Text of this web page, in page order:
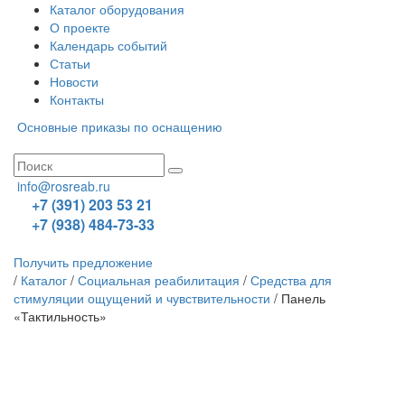
Каталог оборудования
О проекте
Календарь событий
Статьи
Новости
Контакты
Основные приказы по оснащению
info@rosreab.ru
+7 (391) 203 53 21
+7 (938) 484-73-33
Получить предложение
/ Каталог / Социальная реабилитация / Средства для
стимуляции ощущений и чувствительности / Панель
«Тактильность»